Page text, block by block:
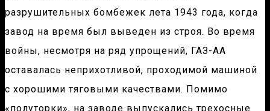
разрушительных бомбежек лета 1943 года, когда
завод на время был выведен из строя. Во время
войны, несмотря на ряд упрощений, ГАЗ-АА
оставалась неприхотливой, проходимой машиной
с хорошими тяговыми качествами. Помимо
«полуторки», на заводе выпускались трехосные